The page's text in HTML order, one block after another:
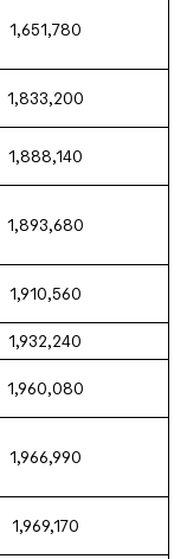
1,651,780
1,833,200
1,888,140
1,893,680
1,910,560
1,932,240
1,960,080
1,966,990
1,969,170